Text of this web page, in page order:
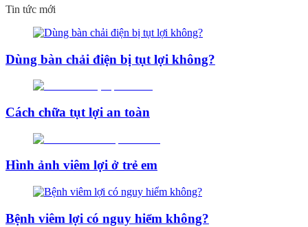
Tin tức mới
Dùng bàn chải điện bị tụt lợi không?
Cách chữa tụt lợi an toàn
Hình ảnh viêm lợi ở trẻ em
Bệnh viêm lợi có nguy hiểm không?